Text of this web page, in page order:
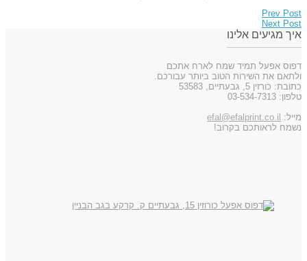
Prev Post
Next Post
איך מגיעים אלינו
דפוס אפעל תמיד שמח לארח אתכם
ולתאם את השירות הטוב ביותר עבורכם.
כתובת: כורזין 5, גבעתיים, 53583
טלפון: 03-534-7313
מייל: efal@efalprint.co.il
נשמח לראותכם בקרוב!